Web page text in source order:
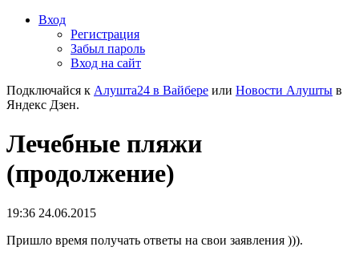
Вход
Регистрация
Забыл пароль
Вход на сайт
Подключайся к Алушта24 в Вайбере или Новости Алушты в
Яндекс Дзен.
Лечебные пляжи
(продолжение)
19:36 24.06.2015
Пришло время получать ответы на свои заявления ))).